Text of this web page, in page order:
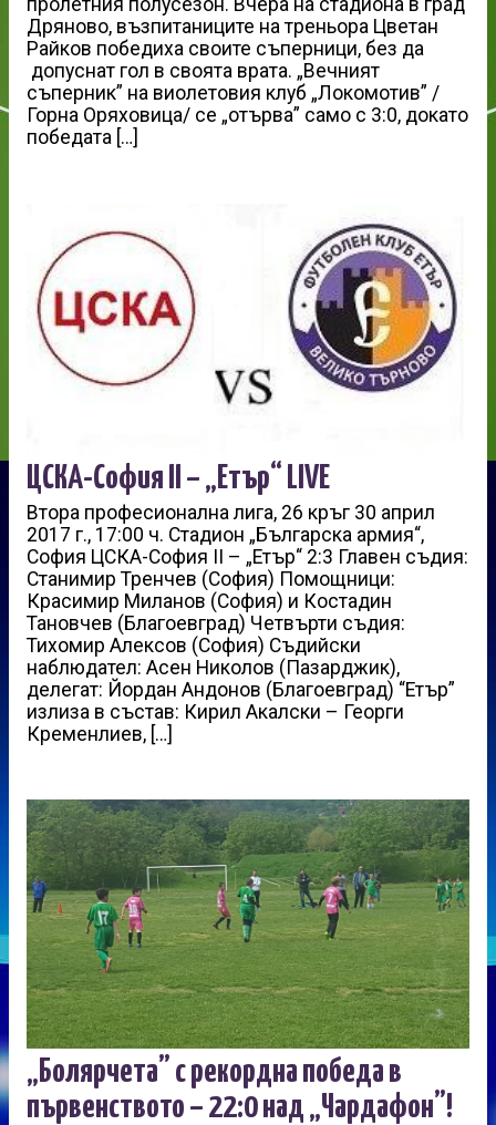
пролетния полусезон. Вчера на стадиона в град
Дряново, възпитаниците на треньора Цветан
Райков победиха своите съперници, без да
допуснат гол в своята врата. „Вечният
съперник” на виолетовия клуб „Локомотив” /
Горна Оряховица/ се „отърва” само с 3:0, докато
победата […]
ЦСКА-София II – „Етър“ LIVE
Втора професионална лига, 26 кръг 30 април
2017 г., 17:00 ч. Стадион „Българска армия“,
София ЦСКА-София II – „Етър“ 2:3 Главен съдия:
Станимир Тренчев (София) Помощници:
Красимир Миланов (София) и Костадин
Тановчев (Благоевград) Четвърти съдия:
Тихомир Алексов (София) Съдийски
наблюдател: Асен Николов (Пазарджик),
делегат: Йордан Андонов (Благоевград) “Етър”
излиза в състав: Кирил Акалски – Георги
Кременлиев, […]
„Болярчета” с рекордна победа в
първенството – 22:0 над „Чардафон”!